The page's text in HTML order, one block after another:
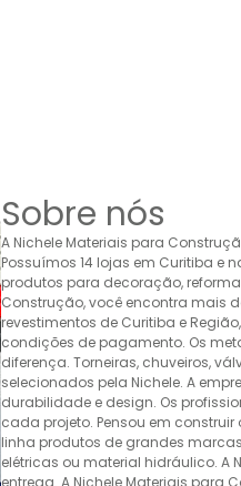
Sobre nós
A Nichele Materiais para
Possuímos 14 lojas em Curitiba e
produtos para decoração,
Construção, você encontra mais
revestimentos de Curitiba e
condições de pagamento. Os
diferença. Torneiras, chuveiros,
selecionados pela Nichele. A
durabilidade e design. Os
cada projeto. Pensou em
linha produtos de grandes
elétricas ou material hidráulico. A
entrega. A Nichele Materiais para